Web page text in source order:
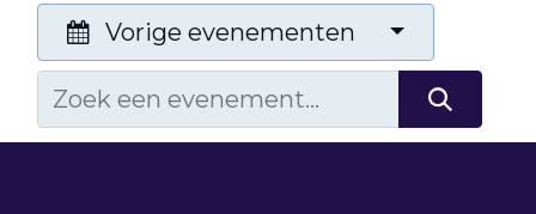
Vorige evenementen